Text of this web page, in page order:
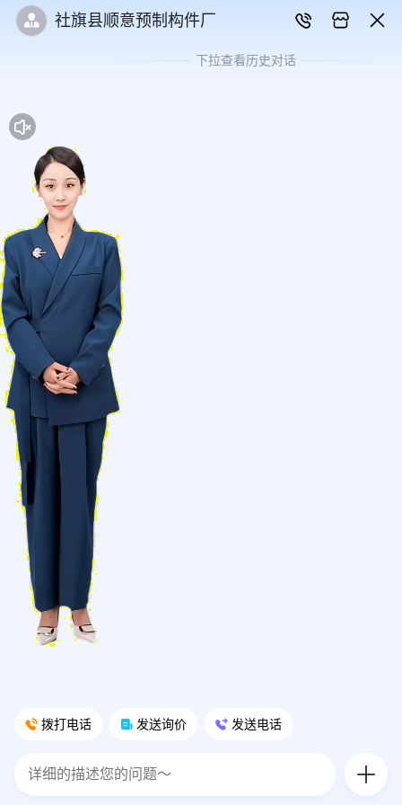
社旗县顺意预制构件厂
下拉查看历史对话
拨打电话 发送询价 发送电话